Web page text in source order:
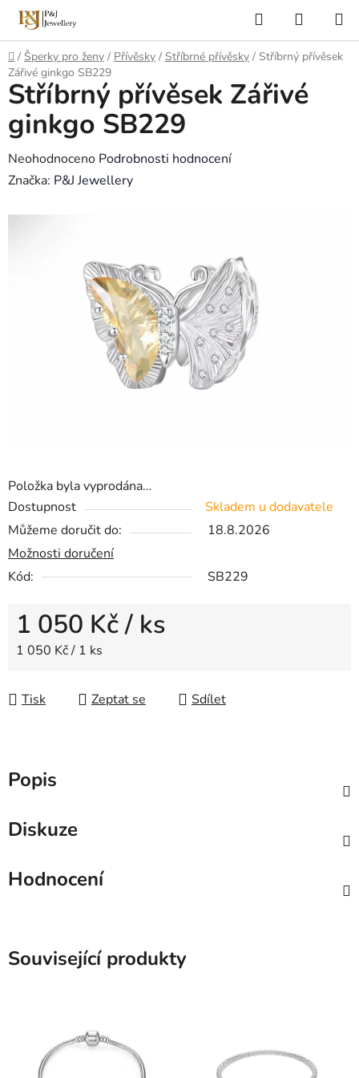
Přejít
obsah
Hledat
KOŠÍK
Domů
/ Šperky pro ženy / Přívěsky / Stříbrné přívěsky / Stříbrný přívěsek
Zářivé ginkgo SB229
Položka byla vyprodána…
Dostupnost
Skladem u dodavatele
Můžeme doručit do:
18.8.2026
Možnosti doručení
Kód:
SB229
1 050 Kč/ ks
Měrná cena:
1 050 Kč / 1 ks
Tisk Zeptat se Sdílet
Stříbrný přívěsek Zářivé
ginkgo SB229
Průměrné
hodnocení
Neohodnoceno Podrobnosti hodnocení
Značka: P&J Jewellery
Popis
Diskuze
Hodnocení
Související produkty